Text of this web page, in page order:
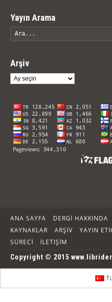
Yayın Arama
Arşiv
Arşiv
ANA SAYFA DERGI HAKKINDA
KAYNAKLAR
ARŞIV YAYIN
SÜRECI
İLETIŞIM
Copyright © 2015